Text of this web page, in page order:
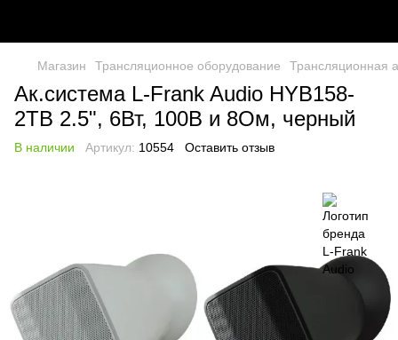
Магазин Трансляционное оборудование Трансляционная
Ак.система L-Frank Audio HYB158-
2TB 2.5", 6Вт, 100В и 8Ом, черный
В наличии Артикул: 10554 Оставить отзыв